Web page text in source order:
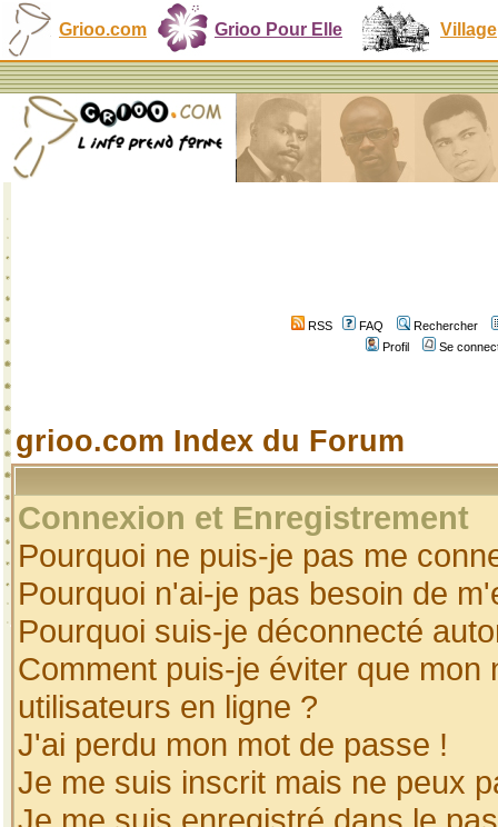
Grioo.com Grioo Pour Elle Village
RSS FAQ
Rechercher
Profil
Se
grioo.com Index du Forum
Connexion et Enregistrement
Pourquoi ne puis-je pas me
Pourquoi n'ai-je pas besoin de
Pourquoi suis-je déconnecté
Comment puis-je éviter que
utilisateurs en ligne ?
J'ai perdu mon mot de passe !
Je me suis inscrit mais ne peux